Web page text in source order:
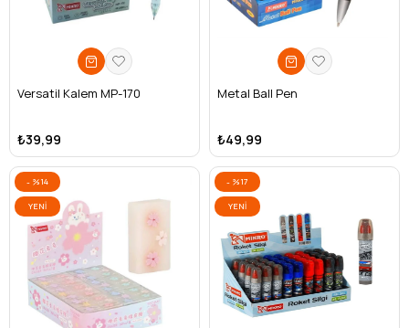
Versatil Kalem MP-170
₺39,99
Metal Ball Pen
₺49,99
%14
YENI
ÜRÜN
%17
YENI